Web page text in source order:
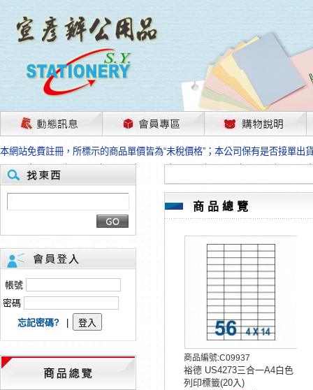
茲因國際情勢變化石油及塑化原物料波動漲幅甚大，部份上游供應商已採取
本網站免費註冊，所標示的商品單價皆為“未稅價格”；本公司保有是否接單出
HP、EPSON、CANON原廠耗材價格浮動，下單前請先跟客服人員確認最新
本網站免費註冊，所標示的商品單價皆為“未稅價格”；本公司保有是否接單出
匯款客戶請注意！因商品繁複來不及發現短缺，遂待客服人員跟您確認訂單
本網站免費註冊，所標示的商品單價皆為“未稅價格”；本公司保有是否接單出
茲因國際情勢變化石油及塑化原物料波動漲幅甚大，部份上游供應商已採取
本網站免費註冊，所標示的商品單價皆為“未稅價格”；本公司保有是否接單出
HP、EPSON、CANON原廠耗材價格浮動，下單前請先跟客服人員確認最新
本網站免費註冊，所標示的商品單價皆為“未稅價格”；本公司保有是否接單出
匯款客戶請注意！因商品繁複來不及發現短缺，遂待客服人員跟您確認訂單
本網站免費註冊，所標示的商品單價皆為“未稅價格”；本公司保有是否接單出
帳號
密碼
忘記密碼?
商品總覽
商品編號:C09937
裕德 US4273三合一A4白色
列印標籤(20入)